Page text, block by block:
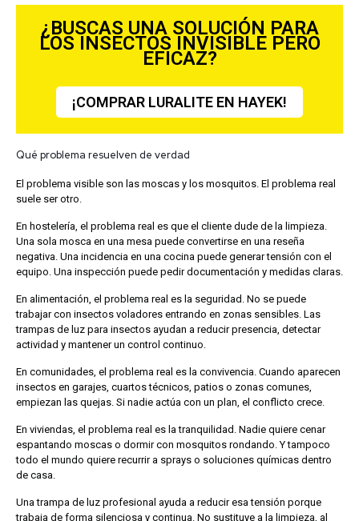
¿BUSCAS UNA SOLUCIÓN PARA
LOS INSECTOS INVISIBLE PERO
EFICAZ?
¡COMPRAR LURALITE EN HAYEK!
Qué problema resuelven de verdad
El problema visible son las moscas y los mosquitos. El problema real
suele ser otro.
En hostelería, el problema real es que el cliente dude de la limpieza.
Una sola mosca en una mesa puede convertirse en una reseña
negativa. Una incidencia en una cocina puede generar tensión con el
equipo. Una inspección puede pedir documentación y medidas claras.
En alimentación, el problema real es la seguridad. No se puede
trabajar con insectos voladores entrando en zonas sensibles. Las
trampas de luz para insectos ayudan a reducir presencia, detectar
actividad y mantener un control continuo.
En comunidades, el problema real es la convivencia. Cuando aparecen
insectos en garajes, cuartos técnicos, patios o zonas comunes,
empiezan las quejas. Si nadie actúa con un plan, el conflicto crece.
En viviendas, el problema real es la tranquilidad. Nadie quiere cenar
espantando moscas o dormir con mosquitos rondando. Y tampoco
todo el mundo quiere recurrir a sprays o soluciones químicas dentro
de casa.
Una trampa de luz profesional ayuda a reducir esa tensión porque
trabaja de forma silenciosa y continua. No sustituye a la limpieza, al